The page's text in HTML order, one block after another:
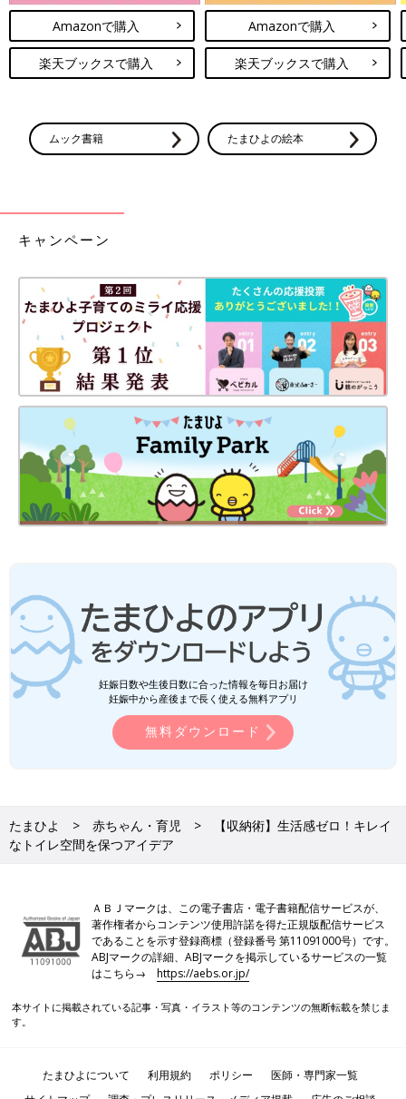
Amazonで購入
楽天ブックスで購入
Amazonで購入
楽天ブックスで購入
ムック書籍 たまひよの絵本
キャンペーン
妊娠日数や生後日数に合った情報を毎日お届け
妊娠中から産後まで長く使える無料アプリ
無料ダウンロード
たまひよ 赤ちゃん・育児
【収納術】生活感ゼロ！キレイ
なトイレ空間を保つアイデア
ＡＢＪマークは、この電子書店・電子書籍配信サービスが、
著作権者からコンテンツ使用許諾を得た正規版配信サービス
であることを示す登録商標（登録番号 第11091000号）です。
ABJマークの詳細、ABJマークを掲示しているサービスの一覧
はこちら→https://aebs.or.jp/
本サイトに掲載されている記事・写真・イラスト等のコンテンツの無断転載を禁じま
す。
たまひよについて 利用規約 ポリシー
医師・専門家一覧